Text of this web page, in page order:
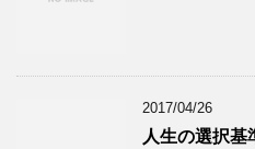
2017/04/26
人生の選択基